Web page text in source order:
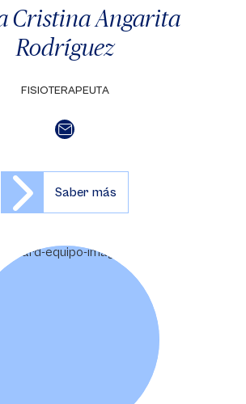
Cristina Angarita
Rodríguez
FISIOTERAPEUTA
Saber más